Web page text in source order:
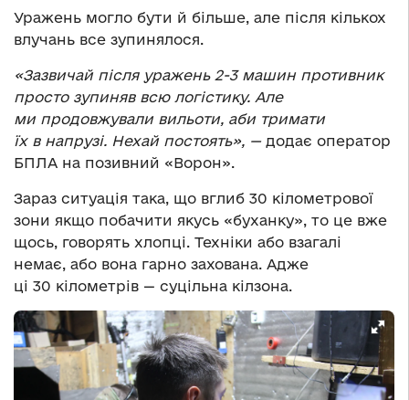
Уражень могло бути й більше, але після кількох
влучань все зупинялося.
«Зазвичай після уражень 2-3 машин противник
просто зупиняв всю логістику. Але
ми продовжували вильоти, аби тримати
їх в напрузі. Нехай постоять», —додає оператор
БПЛА на позивний «Ворон».
Зараз ситуація така, що вглиб 30 кілометрової
зони якщо побачити якусь «буханку», то це вже
щось, говорять хлопці. Техніки або взагалі
немає, або вона гарно захована. Адже
ці 30 кілометрів — суцільна кілзона.